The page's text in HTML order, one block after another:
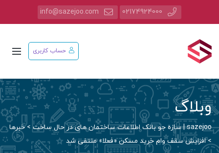
02174924000
info@sazejoo.com
حساب کاربری
وبلاگ
sazejoo | سازه جو بانک اطلاعات ساختمان های در حال ساخت >خبرها
>افزایش سقف وام خرید مسکن «فعلا» منتفی شد